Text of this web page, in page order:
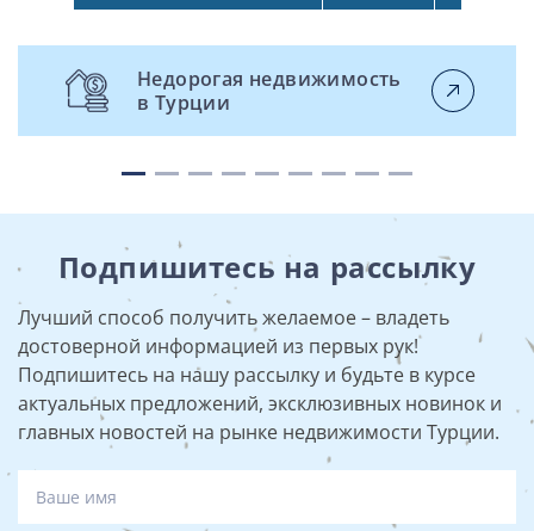
Недорогая недвижимость
в Турции
Подпишитесь на рассылку
Лучший способ получить желаемое – владеть
достоверной информацией из первых рук!
Подпишитесь на нашу рассылку и будьте в курсе
актуальных предложений, эксклюзивных новинок и
главных новостей на рынке недвижимости Турции.